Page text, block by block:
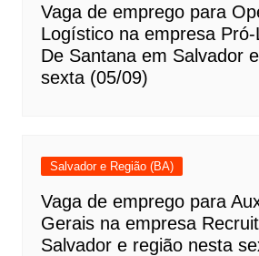
Vaga de emprego para
Logístico na empresa
De Santana em Salvador
sexta (05/09)
Salvador e Região (BA)
Vaga de emprego para
Gerais na empresa
Salvador e região nesta